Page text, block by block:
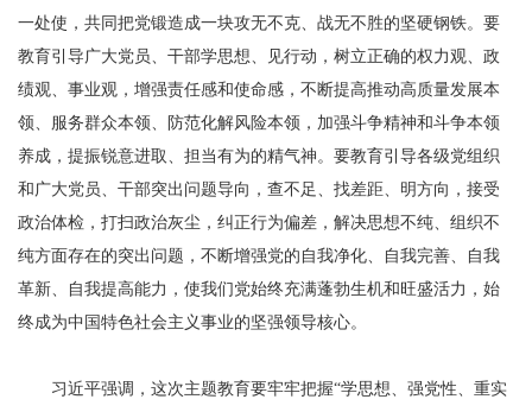
一处使，共同把党锻造成一块攻无不克、战无不胜的坚硬钢铁。要
教育引导广大党员、干部学思想、见行动，树立正确的权力观、政
绩观、事业观，增强责任感和使命感，不断提高推动高质量发展本
领、服务群众本领、防范化解风险本领，加强斗争精神和斗争本领
养成，提振锐意进取、担当有为的精气神。要教育引导各级党组织
和广大党员、干部突出问题导向，查不足、找差距、明方向，接受
政治体检，打扫政治灰尘，纠正行为偏差，解决思想不纯、组织不
纯方面存在的突出问题，不断增强党的自我净化、自我完善、自我
革新、自我提高能力，使我们党始终充满蓬勃生机和旺盛活力，始
终成为中国特色社会主义事业的坚强领导核心。
习近平强调，这次主题教育要牢牢把握“学思想、强党性、重实